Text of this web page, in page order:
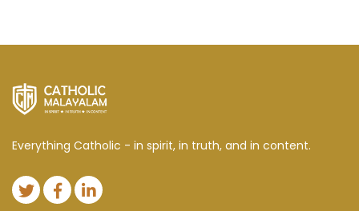
Everything Catholic - in spirit, in truth, and in content.